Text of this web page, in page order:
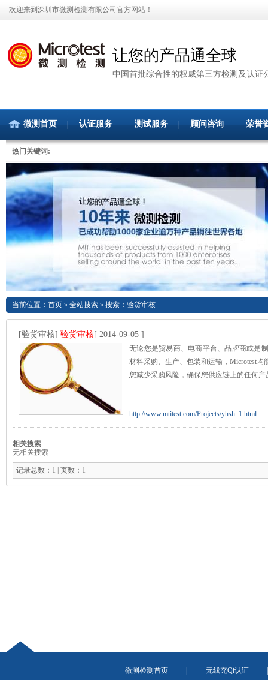
欢迎来到深圳市微测检测有限公司官方网站！
让您的产品通全球
中国首批综合性的权威第三方检测及认证
微测首页 认证服务 测试服务 顾问咨询 荣誉
热门关键词:
当前位置： 首页 » 全站搜索 » 搜索：验货审核
[验货审核] 验货审核[ 2014-09-05 ]
无论您是贸易商、电商平台、品牌商或是
材料采购、生产、包装和运输，Microtest
您减少采购风险，确保您供应链上的任何
http://www.mtitest.com/Projects/yhsh_1.html
相关搜索
无相关搜索
记录总数：1 | 页数：1
微测检测首页 无线充Qi认证